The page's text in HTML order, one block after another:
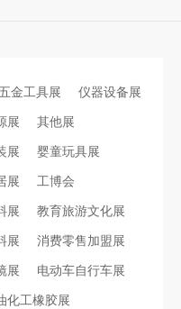
五金工具展 仪器设备展
展 其他展
展 婴童玩具展
展 工博会
展 教育旅游文化展
展 消费零售加盟展
展 电动车自行车展
化工橡胶展